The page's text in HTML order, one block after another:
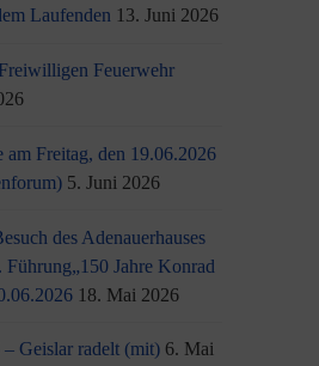
Laufenden 13. Juni 2026
Feuerwehr
Freitag, den 19.06.2026
5. Juni 2026
des Adenauerhauses
Jahre Konrad
18. Mai 2026
– Geislar radelt (mit) 6. Mai